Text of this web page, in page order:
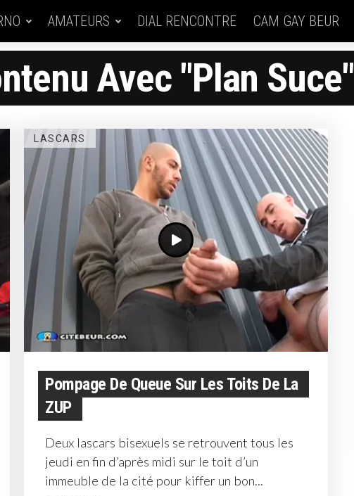
AMATEURS DIAL RENCONTRE CAM GAY BEUR
Avec "plan Suce"
LASCARS
Pompage De Queue Sur Les Toits De La
ZUP
Deux lascars bisexuels se retrouvent tous les
jeudi en fin d’après midi sur le toit d’un
immeuble de la cité pour kiffer un bon...